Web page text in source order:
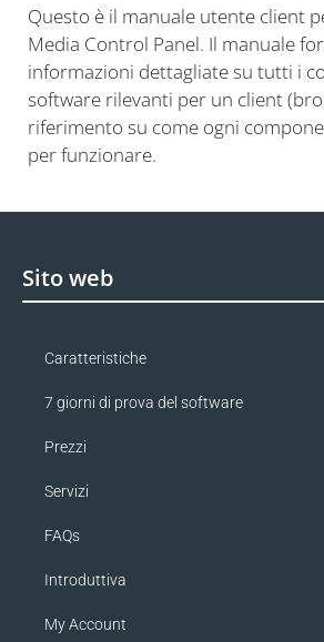
Questo è il manuale utente client
Media Control Panel. Il manuale
informazioni dettagliate su tutti i
software rilevanti per un client
riferimento su come ogni
per funzionare.
Sito web
Caratteristiche
7 giorni di prova del software
Prezzi
Servizi
FAQs
Introduttiva
My Account